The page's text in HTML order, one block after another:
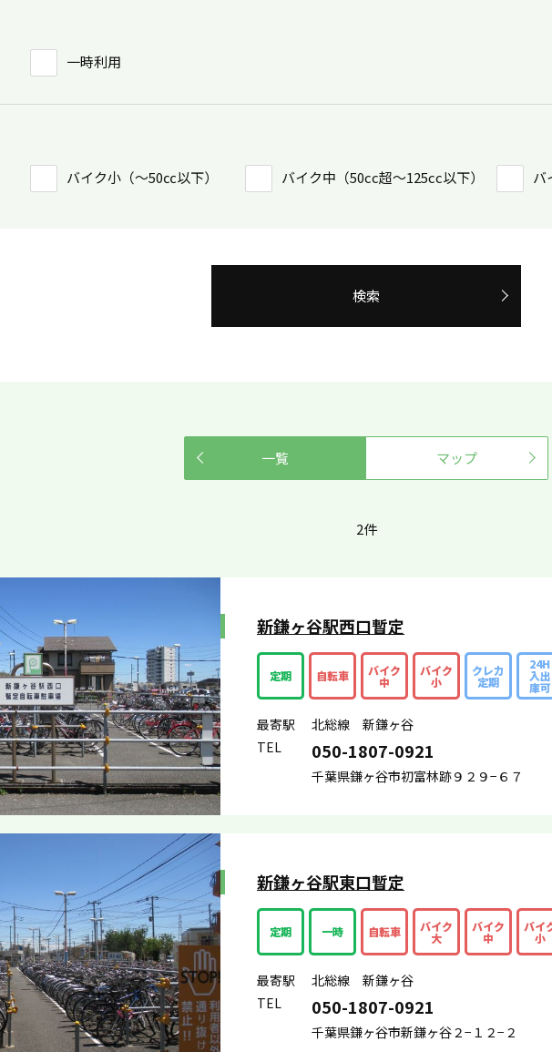
一時利用
バイク小（〜50㏄以下） バイク中（50cc超〜125cc以下） バ
検索
一覧 マップ
2件
新鎌ヶ谷駅西口暫定
定期 自転車 バイク
中
バイク
小
クレカ
定期
24H
入出
庫可
最寄駅
北総線 新鎌ヶ谷
TEL
050-1807-0921
千葉県鎌ヶ谷市初富林跡９２９−６７
新鎌ヶ谷駅東口暫定
定期 一時 自転車 バイク
大
バイク
中
バイ
小
最寄駅
北総線 新鎌ヶ谷
TEL
050-1807-0921
千葉県鎌ヶ谷市新鎌ヶ谷２−１２−２